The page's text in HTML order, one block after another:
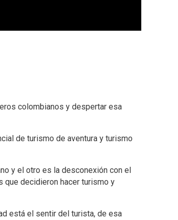
colombianos y despertar esa
de turismo de aventura y turismo
y el otro es la desconexión con el
que decidieron hacer turismo y
está el sentir del turista, de esa